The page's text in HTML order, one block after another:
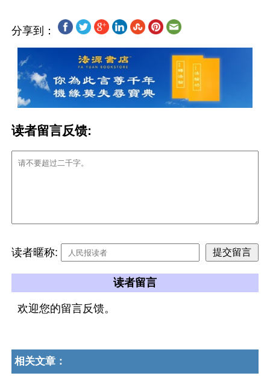
分享到：
读者留言反馈:
读者暱称:
读者留言
欢迎您的留言反馈。
相关文章：